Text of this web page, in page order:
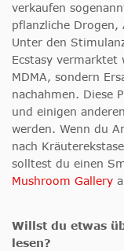
verkaufen
pflanzliche
Unter den
Ecstasy vermarktet
MDMA, sondern
nachahmen. Diese
und einigen
werden. Wenn du
nach
solltest du einen
Mushroom Gallery
Willst du etwas
lesen?